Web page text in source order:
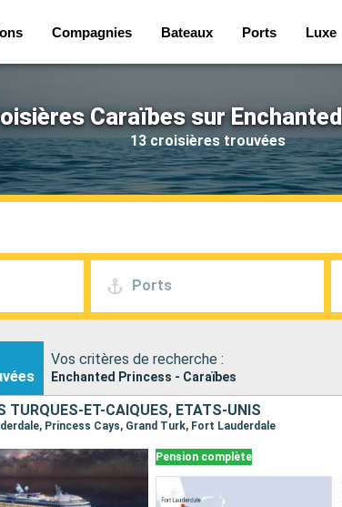
Compagnies Bateaux Ports Luxe
Caraïbes sur
13 croisières trouvées
Ports
Vos critères de recherche :
Enchanted Princess - Caraïbes
TURQUES-ET-CAÏQUES, ÉTATS-UNIS
Princess Cays, Grand Turk, Fort Lauderdale
Pension complète